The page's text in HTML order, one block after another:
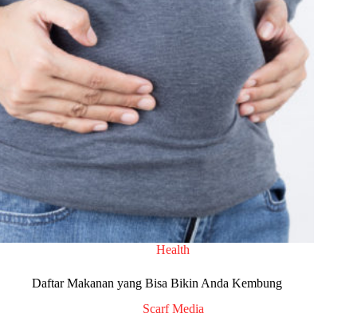
Health
Daftar Makanan yang Bisa Bikin Anda Kembung
Scarf Media